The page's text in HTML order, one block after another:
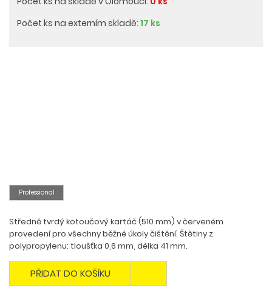
Počet ks na externím skladě: 17 ks
Professional
Středně tvrdý kotoučový kartáč (510 mm) v červeném
provedení pro všechny běžné úkoly čištění. Štětiny z
polypropylenu: tloušťka 0,6 mm, délka 41 mm.
PŘIDAT DO KOŠÍKU